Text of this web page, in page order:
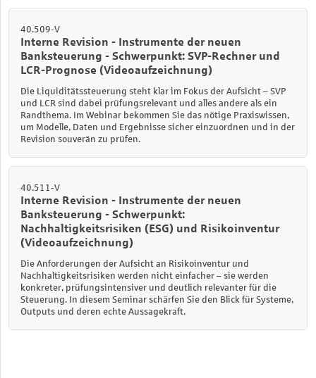
40.509-V
Interne Revision - Instrumente der neuen
Banksteuerung - Schwerpunkt: SVP-Rechner und
LCR-Prognose (Videoaufzeichnung)
Die Liquiditätssteuerung steht klar im Fokus der Aufsicht – SVP
und LCR sind dabei prüfungsrelevant und alles andere als ein
Randthema. Im Webinar bekommen Sie das nötige Praxiswissen,
um Modelle, Daten und Ergebnisse sicher einzuordnen und in der
Revision souverän zu prüfen.
40.511-V
Interne Revision - Instrumente der neuen
Banksteuerung - Schwerpunkt:
Nachhaltigkeitsrisiken (ESG) und Risikoinventur
(Videoaufzeichnung)
Die Anforderungen der Aufsicht an Risikoinventur und
Nachhaltigkeitsrisiken werden nicht einfacher – sie werden
konkreter, prüfungsintensiver und deutlich relevanter für die
Steuerung. In diesem Seminar schärfen Sie den Blick für Systeme,
Outputs und deren echte Aussagekraft.